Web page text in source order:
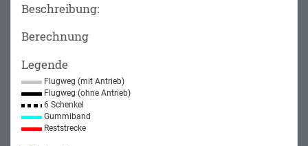
Beschreibung:
Berechnung
Legende
Flugweg (mit Antrieb)
Flugweg (ohne Antrieb)
6 Schenkel
Gummiband
Reststrecke